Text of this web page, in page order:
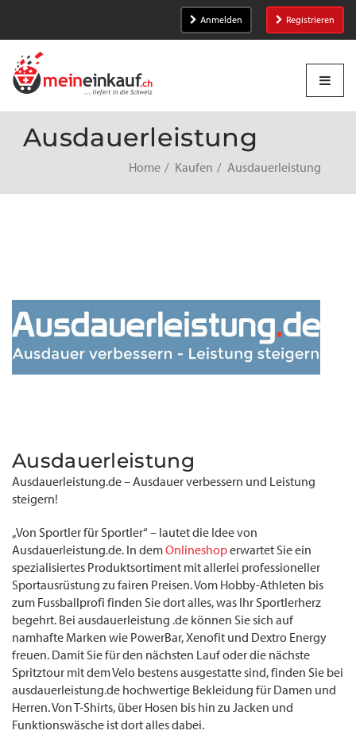
Anmelden Registrieren
Ausdauerleistung
Home Kaufen Ausdauerleistung
Ausdauerleistung
Ausdauerleistung.de – Ausdauer verbessern und Leistung
steigern!
„Von Sportler für Sportler“ – lautet die Idee von
Ausdauerleistung.de. In demOnlineshoperwartet Sie ein
spezialisiertes Produktsortiment mit allerlei professioneller
Sportausrüstung zu fairen Preisen. Vom Hobby-Athleten bis
zum Fussballprofi finden Sie dort alles, was Ihr Sportlerherz
begehrt. Bei ausdauerleistung .de können Sie sich auf
namhafte Marken wie PowerBar, Xenofit und Dextro Energy
freuen. Damit Sie für den nächsten Lauf oder die nächste
Spritztour mit dem Velo bestens ausgestatte sind, finden Sie bei
ausdauerleistung.de hochwertige Bekleidung für Damen und
Herren. Von T-Shirts, über Hosen bis hin zu Jacken und
Funktionswäsche ist dort alles dabei.